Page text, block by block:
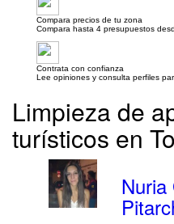
Compara precios de tu zona
Compara hasta 4 presupuestos
Contrata con confianza
Lee opiniones y consulta perfiles
Limpieza de
turísticos en
Nuria